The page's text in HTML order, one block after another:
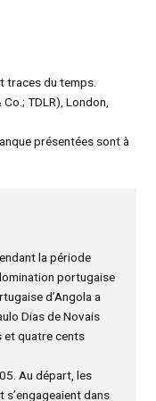
traces du temps.
TDLR), London,
présentées sont à
la période
portugaise
d’Angola a
Dias de Novais
et quatre cents
Au départ, les
dans